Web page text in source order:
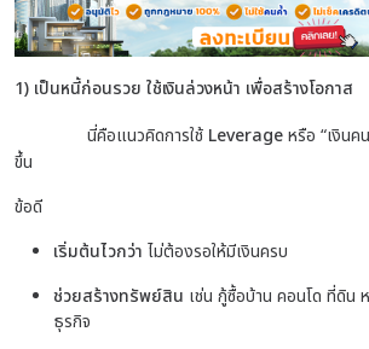
1) เป็นหนี้ก่อนรวย ใช้เงินล่วงหน้า เพื่อสร้างโอกาส
นี่คือแนวคิดการใช้ Leverageหรือ “เงินค
ขึ้น
ข้อดี
เริ่มต้นไวกว่า ไม่ต้องรอให้มีเงินครบ
ช่วยสร้างทรัพย์สิน เช่น กู้ซื้อบ้าน คอนโด ที่ดิน
ธุรกิจ